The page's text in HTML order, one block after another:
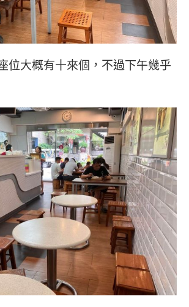
位大概有十來個，不過下午幾乎